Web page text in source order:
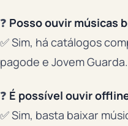
❓ Posso ouvir músicas
✅ Sim, há catálogos
pagode e Jovem Guarda.
❓ É possível ouvir
✅ Sim, basta baixar